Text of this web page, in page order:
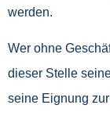
werden.
Wer ohne
dieser Stelle
seine Eignung